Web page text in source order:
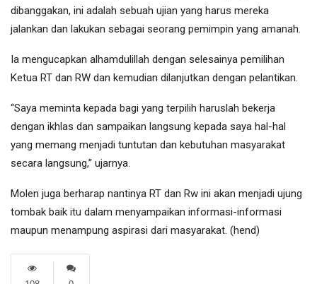
dibanggakan, ini adalah sebuah ujian yang harus mereka
jalankan dan lakukan sebagai seorang pemimpin yang amanah.
Ia mengucapkan alhamdulillah dengan selesainya pemilihan
Ketua RT dan RW dan kemudian dilanjutkan dengan pelantikan.
“Saya meminta kepada bagi yang terpilih haruslah bekerja
dengan ikhlas dan sampaikan langsung kepada saya hal-hal
yang memang menjadi tuntutan dan kebutuhan masyarakat
secara langsung,” ujarnya.
Molen juga berharap nantinya RT dan Rw ini akan menjadi ujung
tombak baik itu dalam menyampaikan informasi-informasi
maupun menampung aspirasi dari masyarakat. (hend)